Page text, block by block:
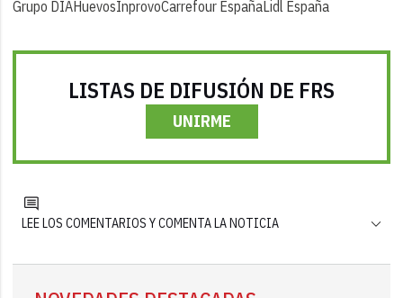
Grupo DIAHuevosInprovoCarrefour EspañaLidl España
LISTAS DE DIFUSIÓN DE FRS
UNIRME
LEE LOS COMENTARIOS Y COMENTA LA NOTICIA